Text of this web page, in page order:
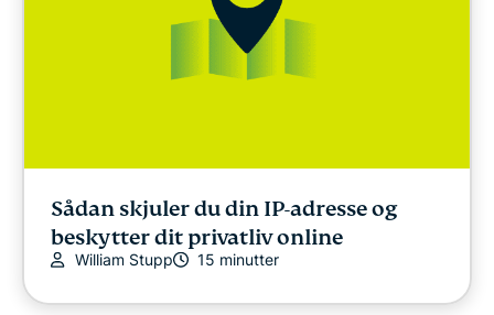
Sådan skjuler du din IP-adresse og
beskytter dit privatliv online
William Stupp 15 minutter